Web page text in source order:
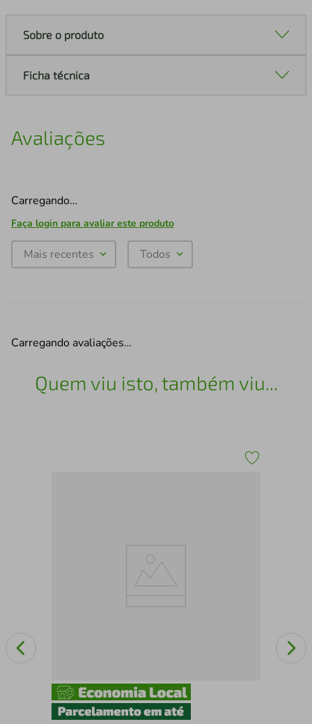
Sobre o produto
Ficha técnica
Avaliações
Carregando…
Faça login para avaliar este produto
Mais recentes Todos
Carregando avaliações…
Quem viu isto, também viu...